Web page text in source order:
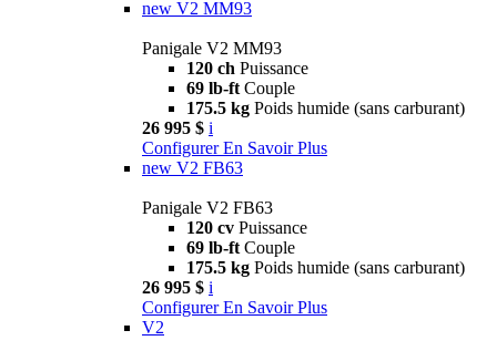
new V2 MM93
Panigale V2 MM93
120 ch Puissance
69 lb-ft Couple
175.5 kg Poids humide (sans carburant)
26 995 $ i
Configurer En Savoir Plus
new V2 FB63
Panigale V2 FB63
120 cv Puissance
69 lb-ft Couple
175.5 kg Poids humide (sans carburant)
26 995 $ i
Configurer En Savoir Plus
V2